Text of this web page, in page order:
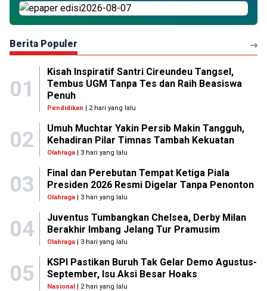
Berita Populer
01
Kisah Inspiratif Santri Cireundeu Tangsel,
Tembus UGM Tanpa Tes dan Raih Beasiswa
Penuh
Pendidikan | 2 hari yang lalu
02
Umuh Muchtar Yakin Persib Makin Tangguh,
Kehadiran Pilar Timnas Tambah Kekuatan
Olahraga| 3 hari yang lalu
03
Final dan Perebutan Tempat Ketiga Piala
Presiden 2026 Resmi Digelar Tanpa Penonton
Olahraga| 3 hari yang lalu
04
Juventus Tumbangkan Chelsea, Derby Milan
Berakhir Imbang Jelang Tur Pramusim
Olahraga| 3 hari yang lalu
05
KSPI Pastikan Buruh Tak Gelar Demo Agustus-
September, Isu Aksi Besar Hoaks
Nasional| 2 hari yang lalu